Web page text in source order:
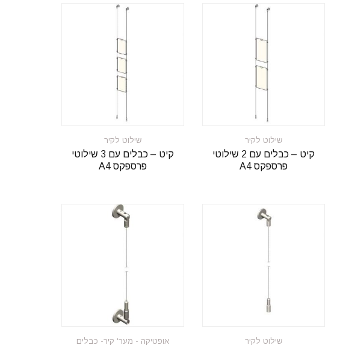
שילוט לקיר
קיט – כבלים עם 2 שילוטי
פרספקס A4
שילוט לקיר
קיט – כבלים עם 3 שילוטי
פרספקס A4
שילוט לקיר אופטיקה - מער' קיר- כבלים